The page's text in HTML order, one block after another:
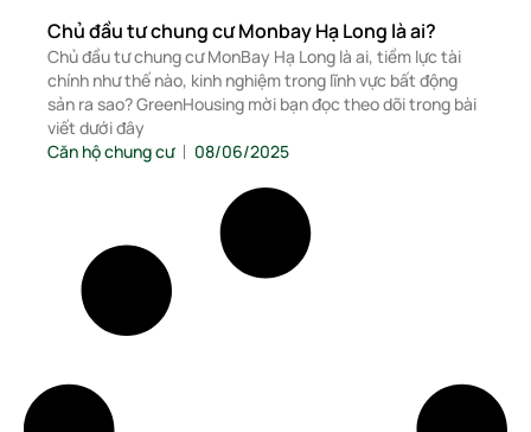
Chủ đầu tư chung cư Monbay Hạ Long là ai?
Chủ đầu tư chung cư MonBay Hạ Long là ai, tiềm lực tài
chính như thế nào, kinh nghiệm trong lĩnh vực bất động
sản ra sao? GreenHousing mời bạn đọc theo dõi trong bài
viết dưới đây
Căn hộ chung cư
08/06/2025